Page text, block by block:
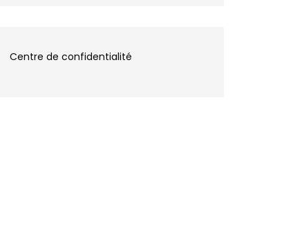
Centre de confidentialité